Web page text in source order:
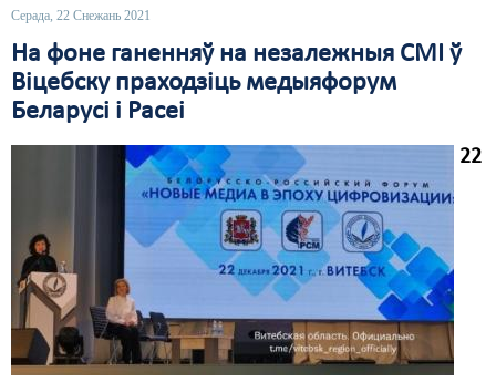
Серада, 22 Снежань 2021
На фоне ганенняў на незалежныя СМІ ў
Віцебску праходзіць медыяфорум
Беларусі і Расеі
22
Рознае
Свабода слова
Свабода сумленьня
Сьмяротнае пакараньне
Экалёгія
Правы працоўных
Сацыяльныя правы